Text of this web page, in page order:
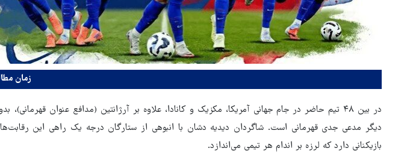
زمان مطالعه:
در بین ۴۸ تیم حاضر در جام جهانی آمریکا، مکزیک و کانادا، علاوه بر آرژانتین (مدافع عنوان
دیگر مدعی جدی قهرمانی است. شاگردان دیدیه دشان با انبوهی از ستارگان درجه یک راهی این
بازیکنانی دارد که لرزه بر اندام هر تیمی می‌اندازد.